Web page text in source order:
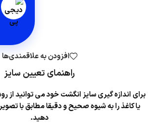
افزودن به علاقمندی‌ها
راهنمای تعیین سایز
برای اندازه گیری سایز انگشت خود می توانید از
یا کاغذ را به شیوه صحیح و دقیقا مطابق با
دهید.